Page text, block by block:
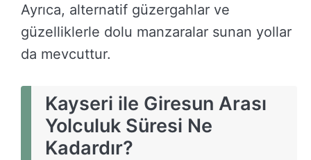
Ayrıca, alternatif güzergahlar ve
güzelliklerle dolu manzaralar sunan yollar
da mevcuttur.
Kayseri ile Giresun Arası
Yolculuk Süresi Ne
Kadardır?